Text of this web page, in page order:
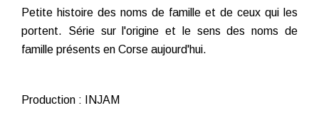
Petite histoire des noms de famille et de ceux qui les
portent. Série sur l'origine et le sens des noms de
famille présents en Corse aujourd'hui.
Production : INJAM